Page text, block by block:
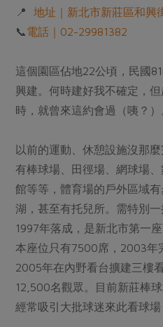
📍地址｜新北市新莊區和興
📞電話｜02-29981382
這個園區佔地22公頃，民國
興建。何時建好我不確定，
時，就曾來這約會過（咦？）
以前的運動、休憩設施沒那
有棒球場、田徑場、網球場
館等等，體育場的戶外區域
湖，甚至有托兒所。需特別
1997年落成，是新北市第一
本座位只有7500席，2003年
2005年在內野看台擴建三樓
12,500名觀眾。目前新莊棒
經常吸引大批球迷來此看球場